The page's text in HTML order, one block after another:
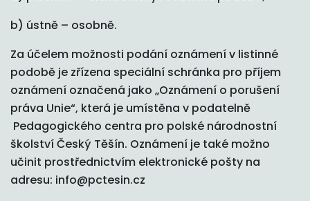
b) ústně – osobně.
Za účelem možnosti podání oznámení v listinné
podobě je zřízena speciální schránka pro příjem
oznámení označená jako „Oznámení o porušení
práva Unie“, která je umístěna v podatelně
Pedagogického centra pro polské národnostní
školství Český Těšín. Oznámení je také možno
učinit prostřednictvím elektronické pošty na
adresu: info@pctesin.cz